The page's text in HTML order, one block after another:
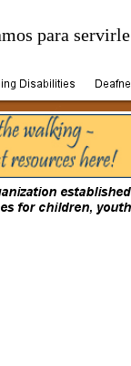
para